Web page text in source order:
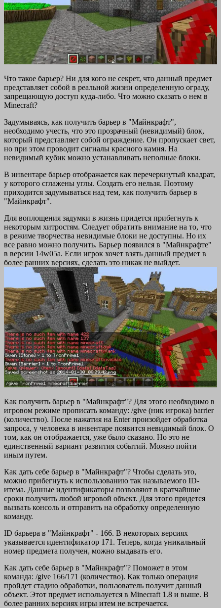
Что такое барьер? Ни для кого не секрет, что данный предмет
представляет собой в реальной жизни определенную ограду,
запрещающую доступ куда-либо. Что можно сказать о нем в
Minecraft?
Задумываясь, как получить барьер в "Майнкрафт",
необходимо учесть, что это прозрачный (невидимый) блок,
который представляет собой ограждение. Он пропускает свет,
но при этом проводит сигналы красного камня. На
невидимый кубик можно устанавливать неполные блоки.
В инвентаре барьер отображается как перечеркнутый квадрат,
у которого сглажены углы. Создать его нельзя. Поэтому
приходится задумываться над тем, как получить барьер в
"Майнкрафт".
Для воплощения задумки в жизнь придется прибегнуть к
некоторым хитростям. Следует обратить внимание на то, что
в режиме творчества невидимые блоки не доступны. Но их
все равно можно получить. Барьер появился в "Майнкрафте"
в версии 14w05a. Если игрок хочет взять данный предмет в
более ранних версиях, сделать это никак не выйдет.
Как получить барьер в "Майнкрафт"? Для этого необходимо в
игровом режиме прописать команду: /give (ник игрока) barrier
(количество). После нажатия на Enter произойдет обработка
запроса, у человека в инвентаре появится невидимый блок. О
том, как он отображается, уже было сказано. Но это не
единственный вариант развития событий. Можно пойти
иным путем.
Как дать себе барьер в "Майнкрафт"? Чтобы сделать это,
можно прибегнуть к использованию так называемого ID-
итема. Данные идентификаторы позволяют в кратчайшие
сроки получить любой игровой объект. Для этого придется
вызвать консоль и отправить на обработку определенную
команду.
ID барьера в "Майнкрафт" - 166. В некоторых версиях
указывается идентификатор 171. Теперь, когда уникальный
номер предмета получен, можно выдавать его.
Как дать себе барьер в "Майнкрафт"? Поможет в этом
команда: /give 166/171 (количество). Как только операция
пройдет стадию обработки, пользователь получит данный
объект. Этот предмет используется в Minecraft 1.8 и выше. В
более ранних версиях игры итем не встречается.